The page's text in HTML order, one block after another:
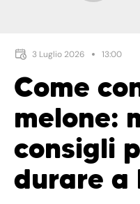
3 Luglio 2026 13:00
Come
melone:
consigli
durare a